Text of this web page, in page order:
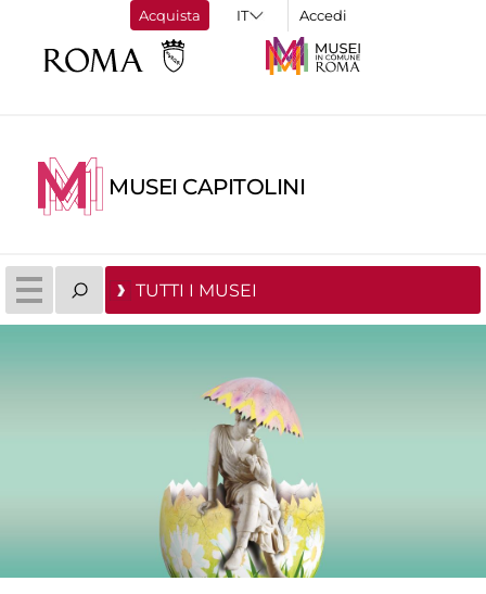
Acquista Accedi
MUSEI CAPITOLINI
TUTTI I MUSEI